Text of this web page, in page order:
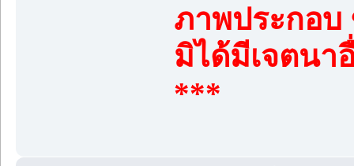
ภาพประกอบ
มิได้มีเจตนา
***